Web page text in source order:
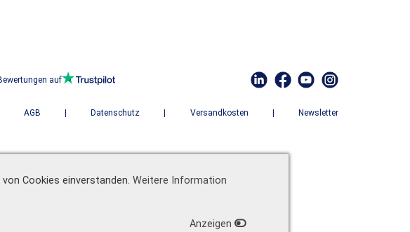
Cookies einverstanden. Weitere Information
Anzeigen
auf
AGB Datenschutz Versandkosten Newsletter